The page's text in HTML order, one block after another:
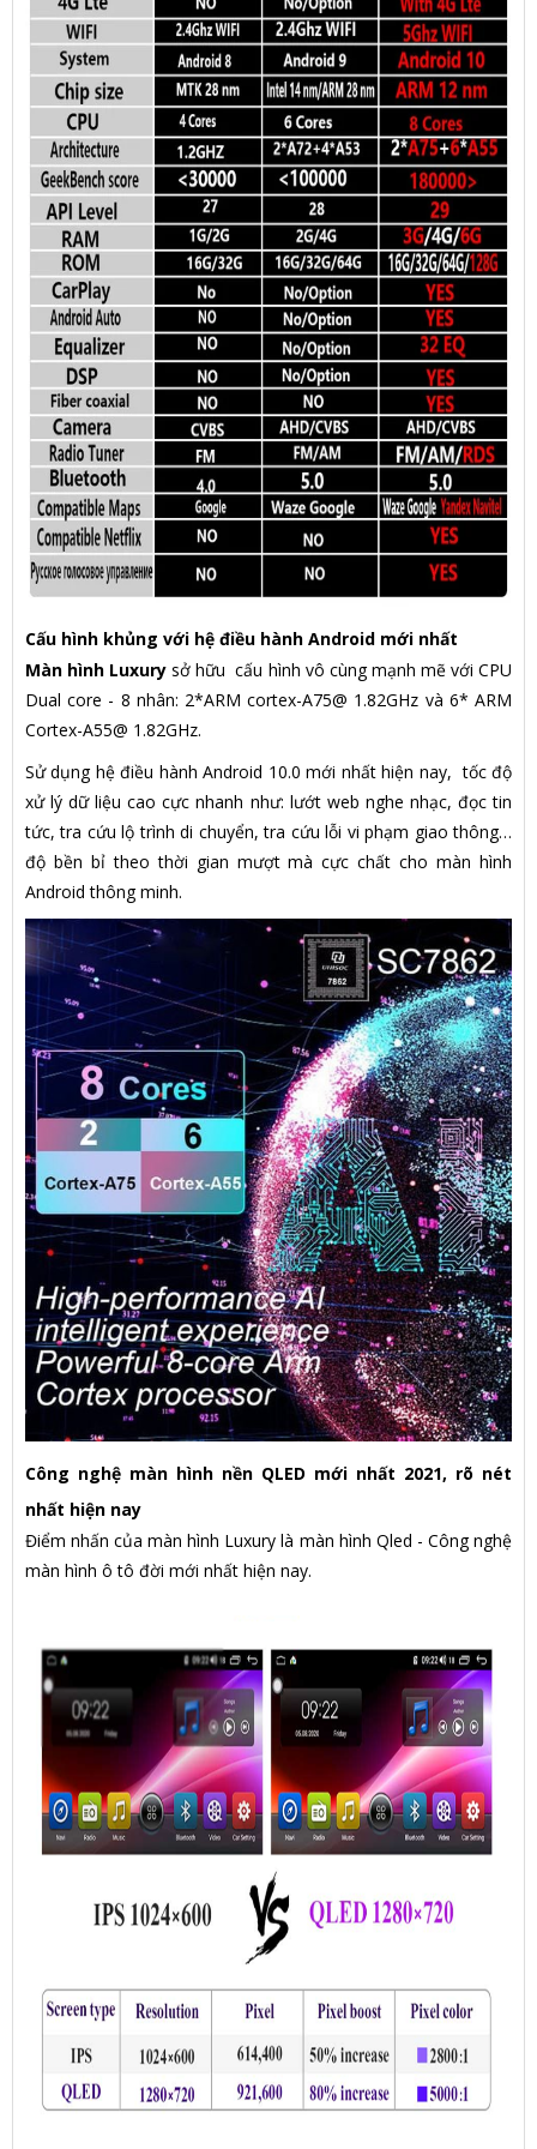
Cấu hình khủng với hệ điều hành Android mới nhất
Màn hình Luxury sở hữu cấu hình vô cùng mạnh mẽ với CPU
Dual core - 8 nhân: 2*ARM cortex-A75@ 1.82GHz và 6* ARM
Cortex-A55@ 1.82GHz.
Sử dụng hệ điều hành Android 10.0 mới nhất hiện nay, tốc độ
xử lý dữ liệu cao cực nhanh như: lướt web nghe nhạc, đọc tin
tức, tra cứu lộ trình di chuyển, tra cứu lỗi vi phạm giao thông…
độ bền bỉ theo thời gian mượt mà cực chất cho màn hình
Android thông minh.
Công nghệ màn hình nền QLED mới nhất 2021, rõ nét
nhất hiện nay
Điểm nhấn của màn hình Luxury là màn hình Qled - Công nghệ
màn hình ô tô đời mới nhất hiện nay.